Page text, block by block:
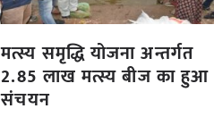
मत्स्य समृद्धि योजना अन्तर्गत
2.85 लाख मत्स्य बीज का हुआ
संचयन